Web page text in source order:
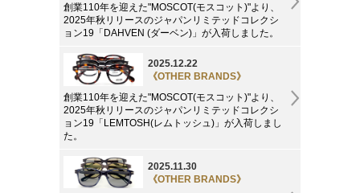
創業110年を迎えた"MOSCOT(モスコット)"より、
2025年秋リリースのジャパンリミテッドコレクシ
ョン19「DAHVEN (ダーベン)」が入荷しました。
2025.12.22
《OTHER BRANDS》
創業110年を迎えた"MOSCOT(モスコット)"より、
2025年秋リリースのジャパンリミテッドコレクシ
ョン19「LEMTOSH(レムトッシュ)」が入荷しまし
た。
2025.11.30
《OTHER BRANDS》